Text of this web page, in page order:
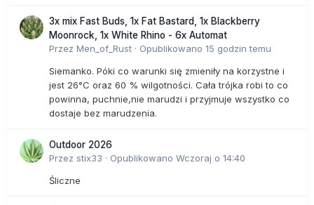
3x mix Fast Buds, 1x Fat Bastard, 1x Blackberry
Moonrock, 1x White Rhino - 6x Automat
Przez Men_of_Rust · Opublikowano 15 godzin temu
Siemanko. Póki co warunki się zmieniły na korzystne i
jest 26°C oraz 60 % wilgotności. Cała trójka robi to co
powinna, puchnie,nie marudzi i przyjmuje wszystko co
dostaje bez marudzenia.
Outdoor 2026
Przez stix33 · Opublikowano Wczoraj o 14:40
Śliczne